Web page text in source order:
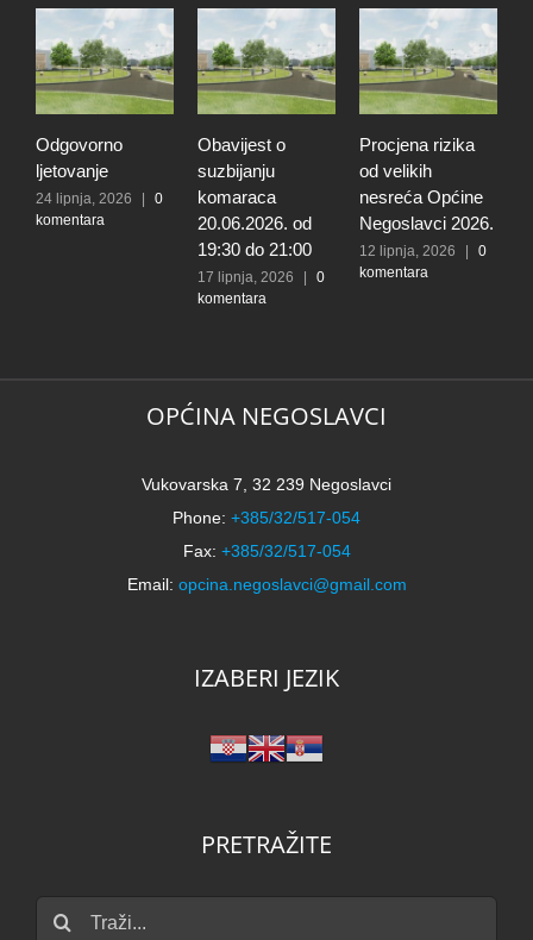
Odgovorno
ljetovanje
24 lipnja, 2026
0
komentara
Obavijest o
suzbijanju
komaraca
20.06.2026. od
19:30 do 21:00
17 lipnja, 2026
0
komentara
Procjena rizika
od velikih
nesreća Općine
Negoslavci 2026.
12 lipnja, 2026
0
komentara
OPĆINA NEGOSLAVCI
Vukovarska 7, 32 239 Negoslavci
Phone: +385/32/517-054
Fax: +385/32/517-054
Email: opcina.negoslavci@gmail.com
IZABERI JEZIK
PRETRAŽITE
Traži...